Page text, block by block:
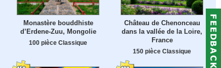
Monastère bouddhiste
d’Erdene-Zuu, Mongolie
100 pièce Classique
Château de Chenonceau
dans la vallée de la Loire,
France
150 pièce Classique